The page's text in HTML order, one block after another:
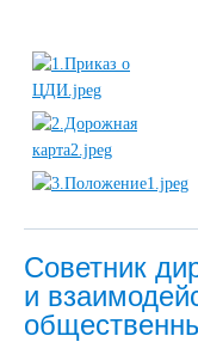
Советник
и